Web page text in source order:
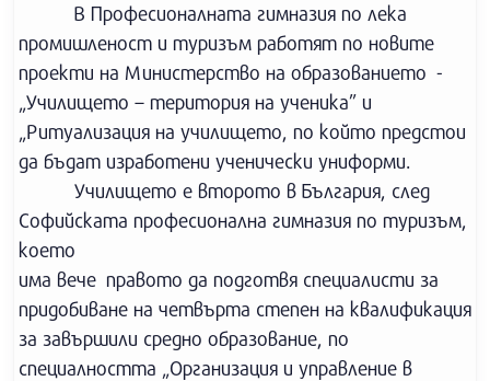
В Професионалната гимназия по лека
промишленост и туризъм работят по новите
проекти на Министерство на образованието -
„Училището – територия на ученика” и
„Ритуализация на училището, по който предстои
да бъдат изработени ученически униформи.
Училището е второто в България, след
Софийската професионална гимназия по туризъм,
което
има вече правото да подготвя специалисти за
придобиване на четвърта степен на квалификация
за завършили средно образование, по
специалността „Организация и управление в